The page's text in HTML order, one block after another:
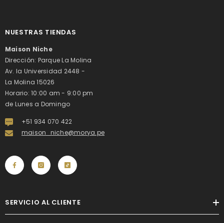
NUESTRAS TIENDAS
Maison Niche
Dirección: Parque La Molina
Av. la Universidad 2448 -
La Molina 15026
Horario: 10:00 am - 9:00 pm
de Lunes a Domingo
+51 934 070 422
maison_niche@morya.pe
SERVICIO AL CLIENTE